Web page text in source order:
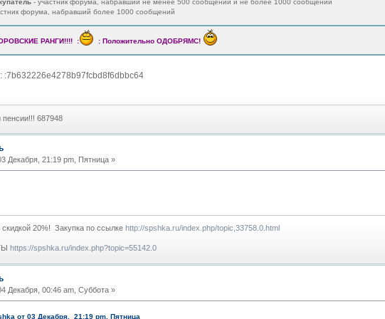
- участник форума, набравший не менее 500 сообщений и не более 1000 сообщений
форума, набравший более 1000 сообщений
РАНГИ!!!! : : Положительно ОДОБРЯМС!
687948
Декабря, 21:19 pm, Пятница »
20%! Закупка по ссылке http://spshka.ru/index.php/topic,33758.0.html
https://spshka.ru/index.php?topic=55142.0
Декабря, 00:46 am, Суббота »
от 03 Декабря, 21:19 pm, Пятница